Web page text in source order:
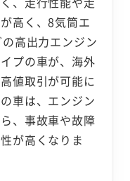
高く、8気筒エ
高出力エンジン
プの車が、海外
値取引が可能に
車は、エンジン
、事故車や故障
が高くなりま